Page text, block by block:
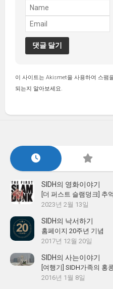
이 사이트는 Akismet을 사용하여 스팸
되는지 알아보세요.
SIDH의 영화이야기
[더 퍼스트 슬램덩크] 추
2023년 2월 13일
SIDH의 낙서하기
홈페이지 20주년 기념
2017년 12월 20일
SIDH의 사는이야기
[여행기] SIDH가족의 홍
2016년 1월 8일